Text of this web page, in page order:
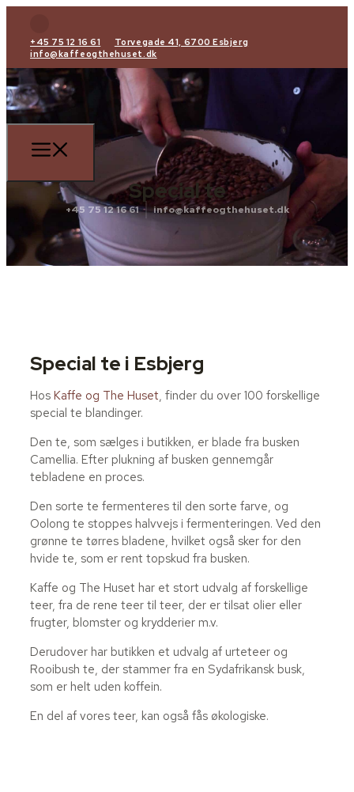
+45 75 12 16 61
Torvegade 41, 6700 Esbjerg
info@kaffeogthehuset.dk
Special te
+45 75 12 16 61 info@kaffeogthehuset.dk
Special te i Esbjerg
Hos Kaffe og The Huset, finder du over 100 forskellige
special te blandinger.
Den te, som sælges i butikken, er blade fra busken
Camellia. Efter plukning af busken gennemgår
tebladene en proces.
Den sorte te fermenteres til den sorte farve, og
Oolong te stoppes halvvejs i fermenteringen. Ved den
grønne te tørres bladene, hvilket også sker for den
hvide te, som er rent topskud fra busken.
Kaffe og The Huset har et stort udvalg af forskellige
teer, fra de rene teer til teer, der er tilsat olier eller
frugter, blomster og krydderier m.v.
Derudover har butikken et udvalg af urteteer og
Rooibush te, der stammer fra en Sydafrikansk busk,
som er helt uden koffein.
En del af vores teer, kan også fås økologiske.